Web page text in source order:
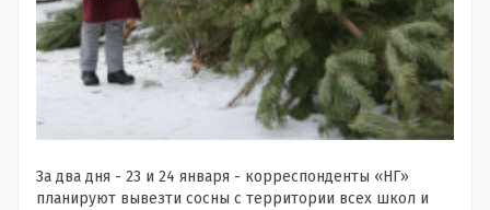
За два дня - 23 и 24 января - корреспонденты «НГ»
планируют вывезти сосны с территории всех школ и